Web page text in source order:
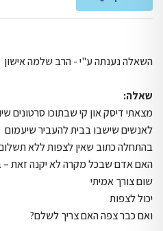
השאלה נענתה ע"י - הרב שלמה אישון
שאלה:
מצאתי דיסק און קי שבתוכו סרטונים
לאנשים שישבו בבית להעביר שיעמום
בהתחלה כתוב שאין לצפות ללא
האם אדם שבכל מקרה לא יקנה זאת –
שום צורך אמיתי
יכול לצפות
ואם כבר צפה האם צריך לשלם?